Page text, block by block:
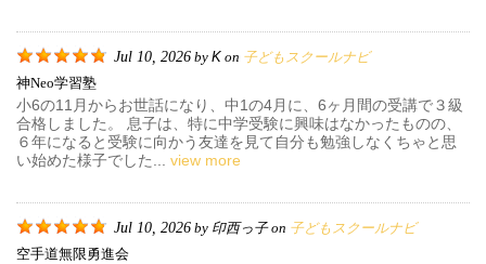
Jul 10, 2026 by K on 子どもスクールナビ
神neo学習塾
小6の11月からお世話になり、中1の4月に、6ヶ月間の受講で３級
合格しました。 息子は、特に中学受験に興味はなかったものの、
６年になると受験に向かう友達を見て自分も勉強しなくちゃと思
い始めた様子でした... view more
Jul 10, 2026 by 印西っ子on 子どもスクールナビ
空手道無限勇進会